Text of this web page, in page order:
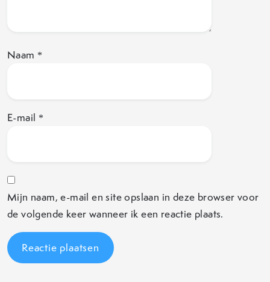
Naam *
E-mail *
Mijn naam, e-mail en site opslaan in deze browser voor
de volgende keer wanneer ik een reactie plaats.